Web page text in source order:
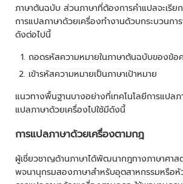
ภาษาต้นฉบับ ส่วนภาษาที่ต้องการคำแปลจะเรียก
การแปลภาษาด้วยเครื่องทำงานด้วบกระบวนก
ดังต่อไปนี้
ถอดรหัสความหมายในภาษาต้นฉบับของข้อ
เข้ารหัสความหมายเป็นภาษาเป้าหมาย
แนวทางพื้นฐานบางอย่างที่เทคโนโลยีการแปลภ
แปลภาษาด้วยเครื่องไปใช้มีดังนี้
การแปลภาษาด้วยเครื่องตามกฎ
ผู้เชี่ยวชาญด้านภาษาได้พัฒนากฎทางภาษาศาส
พจนานุกรมสองภาษาสำหรับอุตสาหกรรมหรือหัว